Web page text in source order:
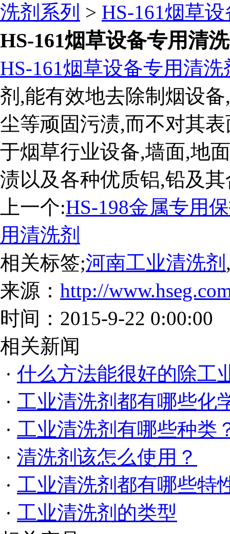
洗剂系列 > HS-161烟草
HS-161烟草设备专用清
HS-161烟草设备专用清洗
剂,能有效地去除制烟设
尘等顽固污渍,而不对其
于烟草行业设备,墙面,地
渍以及各种优质铝,铅及
上一个:HS-198金属专用
用清洗剂
相关标签;河南工业清洗剂
来源： http://
时间：2015-9-22 0:00:00
相关新闻
· 什么方法能很好的除工
· 工业清洗剂都有哪些化
· 工业清洗剂有哪些种类
· 清洗剂该怎么使用？
· 工业清洗剂都有哪些特
· 工业清洗剂的类型